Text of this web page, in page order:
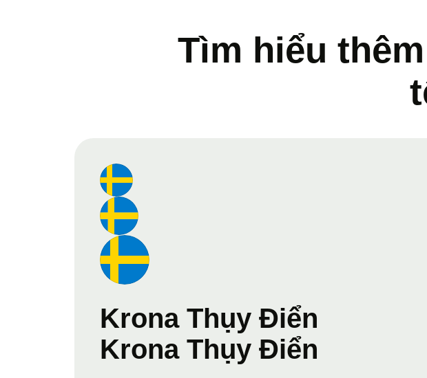
Tìm hiểu
Krona Thụy Điển
Krona Thụy Điển